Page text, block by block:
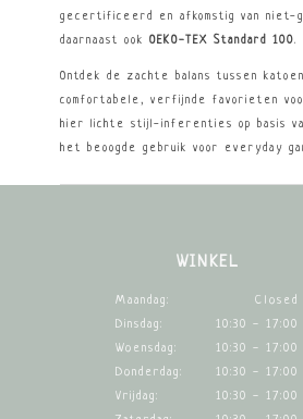
gecertificeerd en afkomstig van niet-
daarnaast ook OEKO-TEX Standard 100.
Ontdek de zachte balans tussen
comfortabele, verfijnde favorieten
hier lichte stijl-inferenties op basis
het beoogde gebruik voor everyday
WINKEL
Maandag:
Closed
Dinsdag:
10:30 - 17:00
Woensdag:
10:30 - 17:00
Donderdag:
10:30 - 17:00
Vrijdag:
10:30 - 17:00